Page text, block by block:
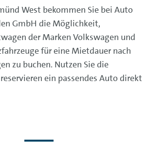
West bekommen Sie bei Auto
GmbH die Möglichkeit,
der Marken Volkswagen und
für eine Mietdauer nach
zu buchen. Nutzen Sie die
ein passendes Auto direkt